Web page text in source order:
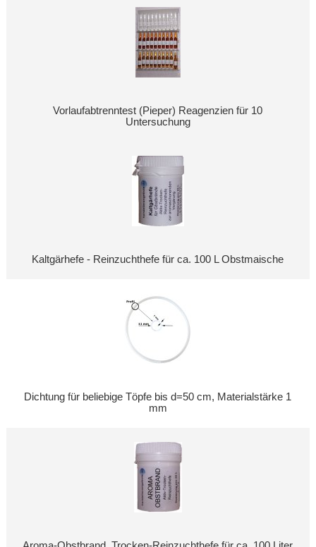
Vorlaufabtrenntest (Pieper) Reagenzien für 10
Untersuchung
Kaltgärhefe - Reinzuchthefe für ca. 100 L Obstmaische
Dichtung für beliebige Töpfe bis d=50 cm, Materialstärke 1
mm